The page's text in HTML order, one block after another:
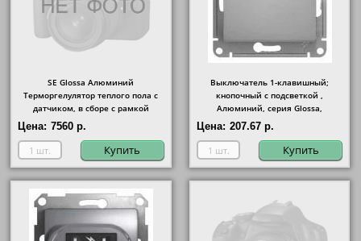
SE Glossa Алюминий
Терморгелулятор теплого пола с
датчиком, в сборе с рамкой
Цена: 7560 р.
Купить
Выключатель 1-клавишный;
кнопочный с подсветкой ,
Алюминий, серия Glossa,
Schneider Electric
Цена: 207.67 р.
Купить